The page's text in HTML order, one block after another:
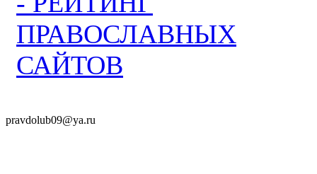
pravdolub09@ya.ru